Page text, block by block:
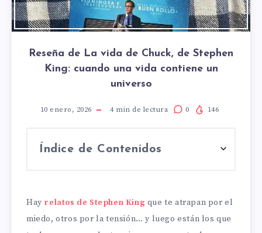
Reseña de La vida de Chuck, de Stephen
King: cuando una vida contiene un
universo
10 enero, 2026 4min de lectura 0 146
Índice de Contenidos
Hay relatos de Stephen King que te atrapan por el
miedo, otros por la tensión… y luego están los que